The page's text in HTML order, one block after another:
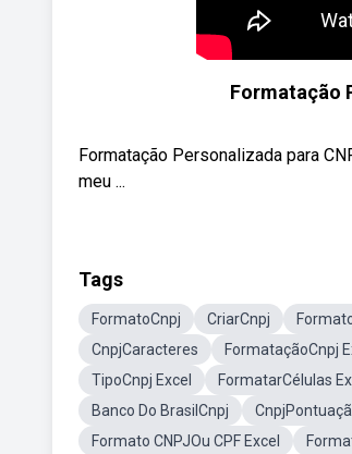
Formatação
Formatação Personalizada para
meu ...
Tags
FormatoCnpj CriarCnpj
CnpjCaracteres
FormataçãoCnpj
TipoCnpj Excel
FormatarCélulas
Banco Do BrasilCnpj
Formato CNPJOu CPF Excel